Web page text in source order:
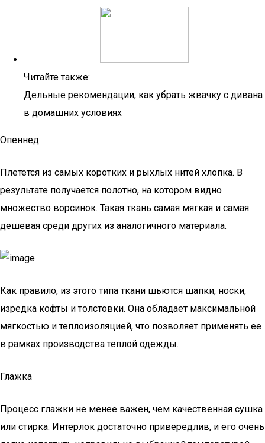
Читайте также:
Дельные рекомендации, как убрать жвачку с дивана
в домашних условиях
Опеннед
Плетется из самых коротких и рыхлых нитей хлопка. В
результате получается полотно, на котором видно
множество ворсинок. Такая ткань самая мягкая и самая
дешевая среди других из аналогичного материала.
Как правило, из этого типа ткани шьются шапки, носки,
изредка кофты и толстовки. Она обладает максимальной
мягкостью и теплоизоляцией, что позволяет применять ее
в рамках производства теплой одежды.
Глажка
Процесс глажки не менее важен, чем качественная сушка
или стирка. Интерлок достаточно привередлив, и его очень